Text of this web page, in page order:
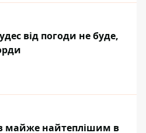
від погоди не буде,
майже найтеплішим в